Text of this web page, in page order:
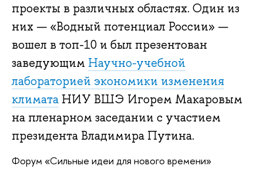
проекты в различных областях. Один из
них — «Водный потенциал России» —
вошел в топ-10 и был презентован
заведующим Научно-учебной
лабораторией экономики изменения
климата НИУ ВШЭ Игорем Макаровым
на пленарном заседании с участием
президента Владимира Путина.
Форум «Сильные идеи для нового времени»